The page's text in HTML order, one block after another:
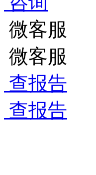
微客服
微客服
查报告
查报告